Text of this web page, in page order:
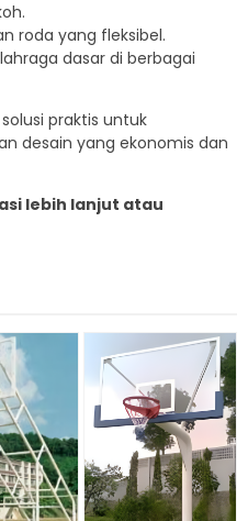
roda yang fleksibel.
dasar di berbagai
praktis untuk
desain yang ekonomis dan
lebih lanjut atau